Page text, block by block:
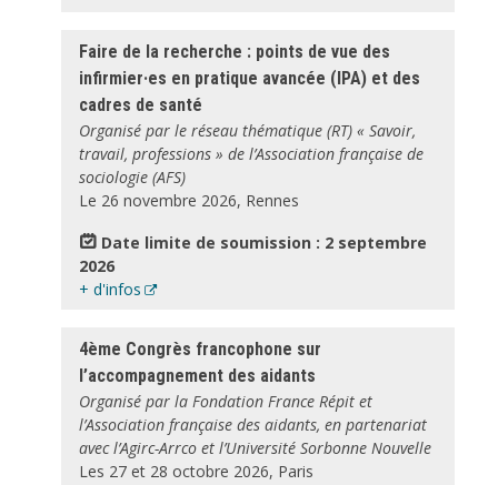
Faire de la recherche : points de vue des
infirmier·es en pratique avancée (IPA) et des
cadres de santé
Organisé par le réseau thématique (RT) « Savoir,
travail, professions » de l’Association française de
sociologie (AFS)
Le 26 novembre 2026, Rennes
Date limite de soumission : 2 septembre
2026
+ d'infos
4ème Congrès francophone sur
l’accompagnement des aidants
Organisé par la Fondation France Répit et
l’Association française des aidants, en partenariat
avec l’Agirc-Arrco et l’Université Sorbonne Nouvelle
Les 27 et 28 octobre 2026, Paris